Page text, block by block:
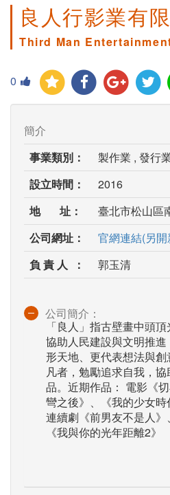
良人行影業有
Third Man
0
簡介
事業類別：
製作業 , 發行
設立時間：
2016
地 址：
臺北市松山區
公司網址：
官網連結(另
負 責 人 ：
郭玉清
公司簡介：
「良人」指古壁畫中頭
協助人民建設與文明推
形天地、更代表想法與
凡者，勉勵追求自我，
品。近期作品： 電影《
彎之後》、《我的少女時
連續劇《前男友不是人》
《我與你的光年距離2》